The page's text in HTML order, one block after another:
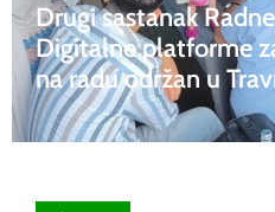
Drugi sastanak
Digitalne platforme
na radu održan u